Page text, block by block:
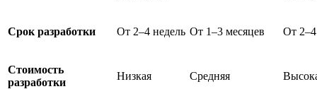
Срок разработки От 2–4 недель От 1–3 месяцев От
Стоимость
разработки
Низкая Средняя